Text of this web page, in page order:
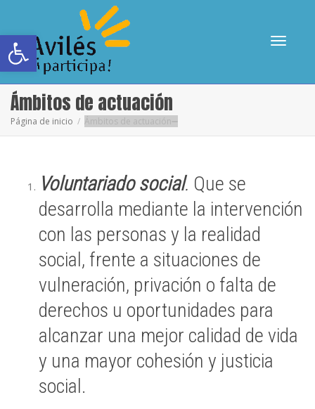
Abrir barra de herramientas
Ámbitos de actuación
Página de inicio Ámbitos de actuación
Voluntariado social. Que se
desarrolla mediante la intervención
con las personas y la realidad
social, frente a situaciones de
vulneración, privación o falta de
derechos u oportunidades para
alcanzar una mejor calidad de vida
y una mayor cohesión y justicia
social.